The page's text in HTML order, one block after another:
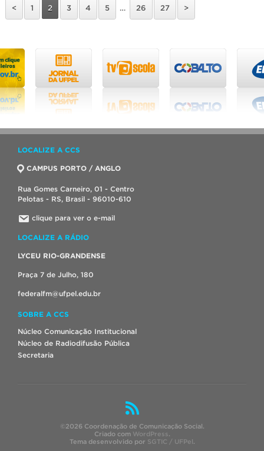
< 1 2 3 4 5 … 26 27 >
LOCALIZE A CCS
CAMPUS PORTO / ANGLO
Rua Gomes Carneiro, 01 - Centro
Pelotas - RS, Brasil - 96010-610
clique para ver o e-mail
LOCALIZE A RÁDIO
LYCEU RIO-GRANDENSE
Praça 7 de Julho, 180
federalfm@ufpel.edu.br
SOBRE A CCS
Núcleo Comunicação Institucional
Núcleo de Radiodifusão Pública
Secretaria
©2026 Coordenação de Comunicação Social.
Criado com WordPress.
Tema desenvolvido por SGTIC / UFPel.